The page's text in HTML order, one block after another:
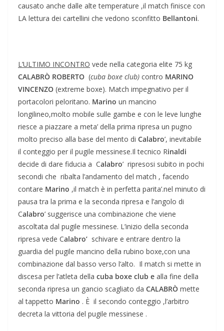
causato anche dalle alte temperature ,il match finisce con
LA lettura dei cartellini che vedono sconfitto Bellantoni.
L’ULTIMO INCONTRO vede nella categoria elite 75 kg
CALABRÒ ROBERTO (cuba boxe club) contro MARINO
VINCENZO (extreme boxe). Match impegnativo per il
portacolori peloritano. Marino un mancino
longilineo,molto mobile sulle gambe e con le leve lunghe
riesce a piazzare a meta’ della prima ripresa un pugno
molto preciso alla base del mento di Calabro’, inevitabile
il conteggio per il pugile messinese.Il tecnico Rinaldi
decide di dare fiducia a Calabro’ ripresosi subito in pochi
secondi che ribalta l’andamento del match , facendo
contare Marino ,il match è in perfetta parita’.nel minuto di
pausa tra la prima e la seconda ripresa e l’angolo di
Calabro’ suggerisce una combinazione che viene
ascoltata dal pugile messinese. L’inizio della seconda
ripresa vede Calabro’ schivare e entrare dentro la
guardia del pugile mancino della rubino boxe,con una
combinazione dal basso verso l‘alto. Il match si mette in
discesa per l’atleta della cuba boxe club e alla fine della
seconda ripresa un gancio scagliato da CALABRÒ mette
al tappetto Marino . È il secondo conteggio ,l’arbitro
decreta la vittoria del pugile messinese .